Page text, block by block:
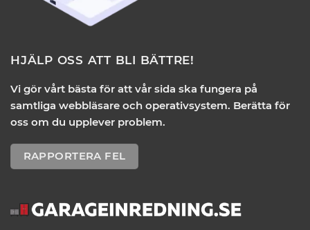
HJÄLP OSS ATT BLI BÄTTRE!
Vi gör vårt bästa för att vår sida ska fungera på
samtliga webbläsare och operativsystem. Berätta för
oss om du upplever problem.
RAPPORTERA FEL